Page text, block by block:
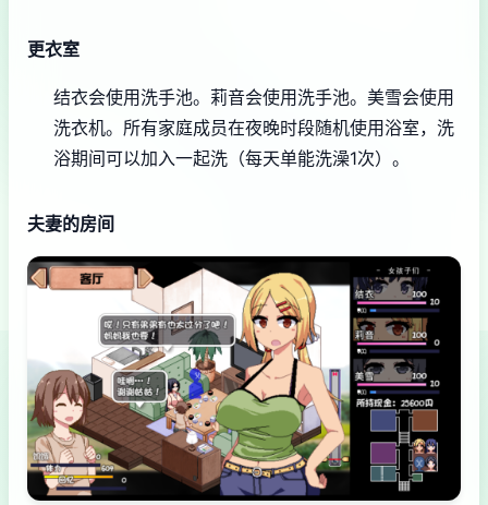
更衣室
结衣会使用洗手池。 莉音会使用洗手池。 美雪会使用
洗衣机。 所有家庭成员在夜晚时段随机使用浴室，洗
浴期间可以加入一起洗（每天单能洗澡1次）。
夫妻的房间